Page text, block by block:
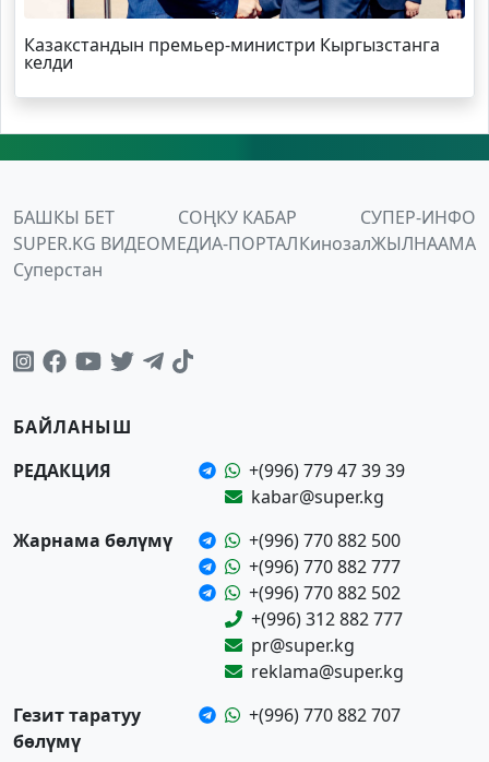
Казакстандын премьер-министри Кыргызстанга
келди
БАШКЫ БЕТ СОҢКУ КАБАР
СУПЕР-ИНФО
SUPER.KG ВИДЕОМЕДИА-ПОРТАЛКинозалЖЫЛНААМА
Суперстан
БАЙЛАНЫШ
РЕДАКЦИЯ
+(996) 779 47 39 39
kabar@super.kg
Жарнама бөлүмү
+(996) 770 882 500
+(996) 770 882 777
+(996) 770 882 502
+(996) 312 882 777
pr@super.kg
reklama@super.kg
Гезит таратуу
бөлүмү
+(996) 770 882 707